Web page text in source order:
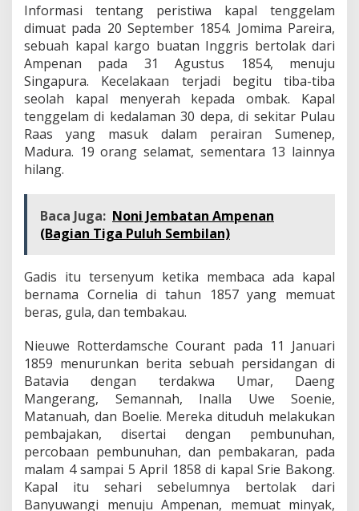
Informasi tentang peristiwa kapal tenggelam
dimuat pada 20 September 1854. Jomima Pareira,
sebuah kapal kargo buatan Inggris bertolak dari
Ampenan pada 31 Agustus 1854, menuju
Singapura. Kecelakaan terjadi begitu tiba-tiba
seolah kapal menyerah kepada ombak. Kapal
tenggelam di kedalaman 30 depa, di sekitar Pulau
Raas yang masuk dalam perairan Sumenep,
Madura. 19 orang selamat, sementara 13 lainnya
hilang.
Baca Juga: Noni Jembatan Ampenan
(Bagian Tiga Puluh Sembilan)
Gadis itu tersenyum ketika membaca ada kapal
bernama Cornelia di tahun 1857 yang memuat
beras, gula, dan tembakau.
Nieuwe Rotterdamsche Courant pada 11 Januari
1859 menurunkan berita sebuah persidangan di
Batavia dengan terdakwa Umar, Daeng
Mangerang, Semannah, Inalla Uwe Soenie,
Matanuah, dan Boelie. Mereka dituduh melakukan
pembajakan, disertai dengan pembunuhan,
percobaan pembunuhan, dan pembakaran, pada
malam 4 sampai 5 April 1858 di kapal Srie Bakong.
Kapal itu sehari sebelumnya bertolak dari
Banyuwangi menuju Ampenan, memuat minyak,